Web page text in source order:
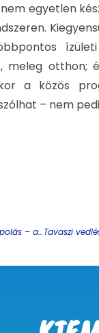
egyetlen
meleg otthon;
a közös
– nem
Felnőtt forma: súlykontroll, ízületi megelőzés, fogápolás – a hosszú, aktív évek receptje